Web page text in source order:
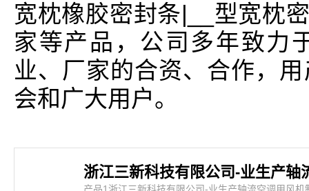
宽枕橡胶密封条|__型宽枕
家等产品，公司多年致力
业、厂家的合资、合作，
会和广大用户。